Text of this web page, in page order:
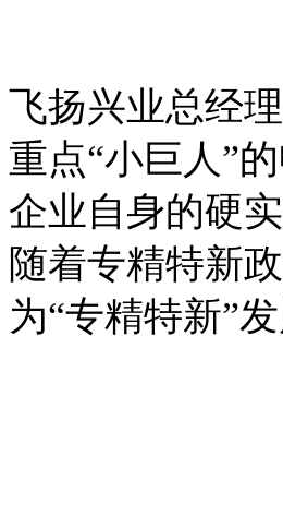
飞扬兴业总经
重点“小巨人”
企业自身的硬
随着专精特新
为“专精特新”